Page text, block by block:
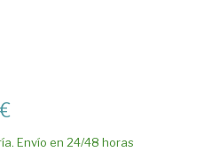
Envío en 24/48 horas